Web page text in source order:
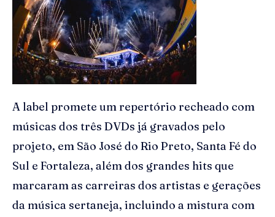
A label promete um repertório recheado com
músicas dos três DVDs já gravados pelo
projeto, em São José do Rio Preto, Santa Fé do
Sul e Fortaleza, além dos grandes hits que
marcaram as carreiras dos artistas e gerações
da música sertaneja, incluindo a mistura com